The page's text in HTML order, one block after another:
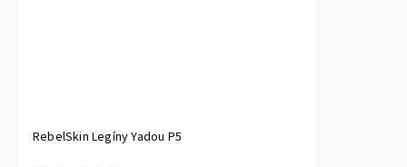
RebelSkin Legíny Yadou P5